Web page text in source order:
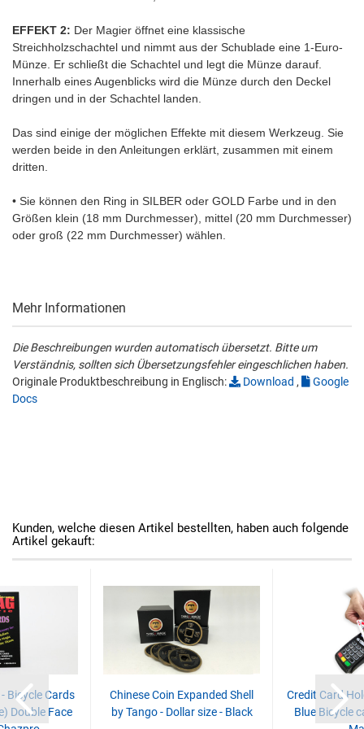
EFFEKT 2: Der Magier öffnet eine klassische
Streichholzschachtel und nimmt aus der Schublade eine 1-Euro-
Münze. Er schließt die Schachtel und legt die Münze darauf.
Innerhalb eines Augenblicks wird die Münze durch den Deckel
dringen und in der Schachtel landen.
Das sind einige der möglichen Effekte mit diesem Werkzeug. Sie
werden beide in den Anleitungen erklärt, zusammen mit einem
dritten.
• Sie können den Ring in SILBER oder GOLD Farbe und in den
Größen klein (18 mm Durchmesser), mittel (20 mm Durchmesser)
oder groß (22 mm Durchmesser) wählen.
Mehr Informationen
Die Beschreibungen wurden automatisch übersetzt. Bitte um
Verständnis, sollten sich Übersetzungsfehler eingeschlichen haben.
Originale Produktbeschreibung in Englisch:
Download ,
Google
Docs
Kunden, welche diesen Artikel bestellten, haben auch folgende
Artikel gekauft:
Bicycle Cards
Double Face
Chinese Coin Expanded Shell
by Tango - Dollar size - Black
Credit Card
Blue Bicycle